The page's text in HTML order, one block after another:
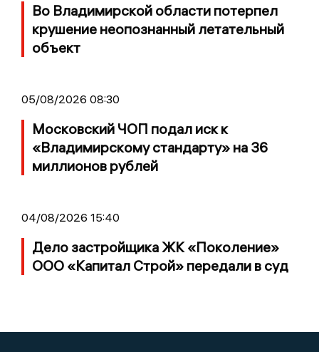
Во Владимирской области потерпел
крушение неопознанный летательный
объект
05/08/2026 08:30
Московский ЧОП подал иск к
«Владимирскому стандарту» на 36
миллионов рублей
04/08/2026 15:40
Дело застройщика ЖК «Поколение»
ООО «Капитал Строй» передали в суд